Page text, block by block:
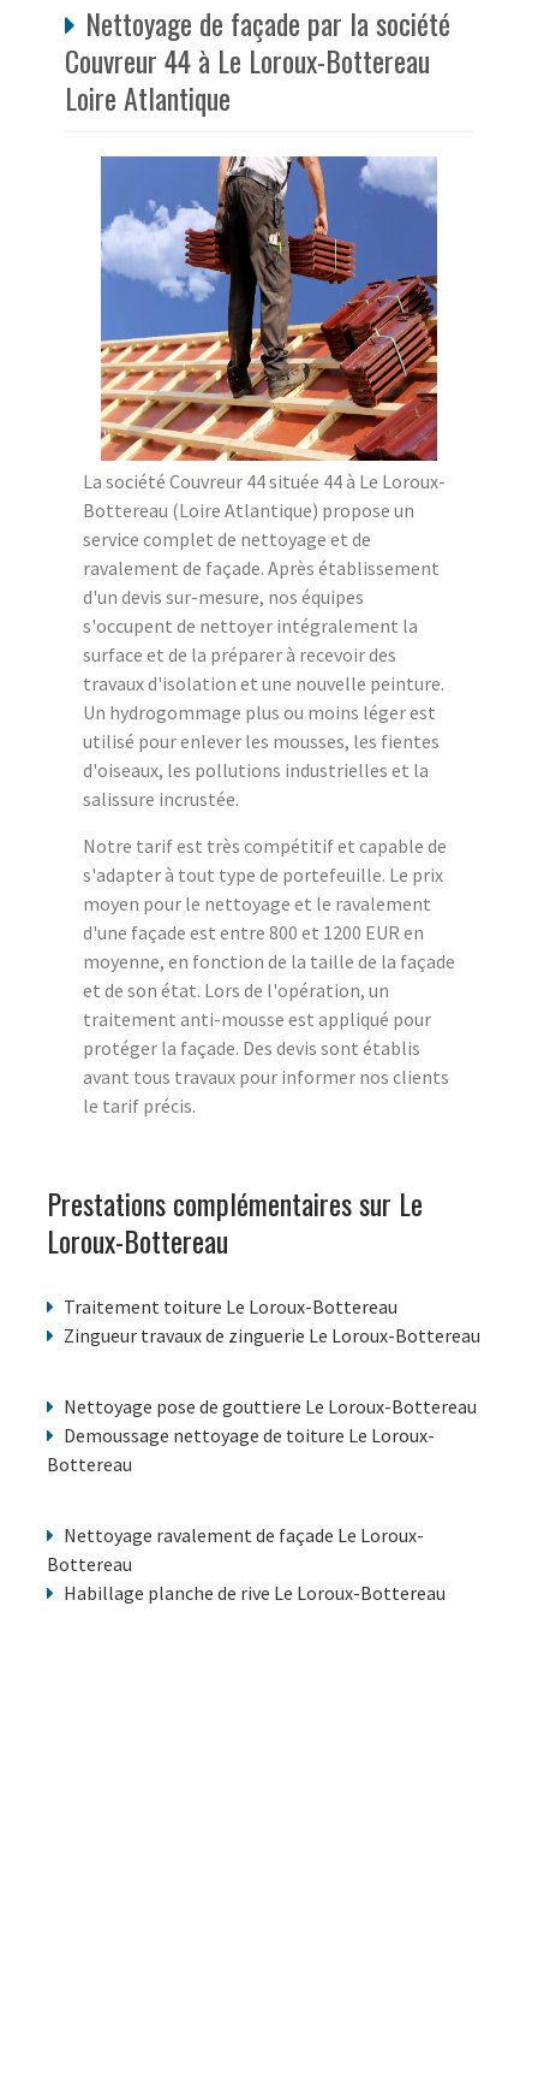
Nettoyage de façade par la société
Couvreur 44 à Le Loroux-Bottereau
Loire Atlantique
La société Couvreur 44 située 44 à Le Loroux-
Bottereau (Loire Atlantique) propose un
service complet de nettoyage et de
ravalement de façade. Après établissement
d'un devis sur-mesure, nos équipes
s'occupent de nettoyer intégralement la
surface et de la préparer à recevoir des
travaux d'isolation et une nouvelle peinture.
Un hydrogommage plus ou moins léger est
utilisé pour enlever les mousses, les fientes
d'oiseaux, les pollutions industrielles et la
salissure incrustée.
Notre tarif est très compétitif et capable de
s'adapter à tout type de portefeuille. Le prix
moyen pour le nettoyage et le ravalement
d'une façade est entre 800 et 1200 EUR en
moyenne, en fonction de la taille de la façade
et de son état. Lors de l'opération, un
traitement anti-mousse est appliqué pour
protéger la façade. Des devis sont établis
avant tous travaux pour informer nos clients
le tarif précis.
Prestations complémentaires sur Le
Loroux-Bottereau
Traitement toiture Le Loroux-Bottereau
Zingueur travaux de zinguerie Le Loroux-Bottereau
Nettoyage pose de gouttiere Le Loroux-Bottereau
Demoussage nettoyage de toiture Le Loroux-
Bottereau
Nettoyage ravalement de façade Le Loroux-
Bottereau
Habillage planche de rive Le Loroux-Bottereau